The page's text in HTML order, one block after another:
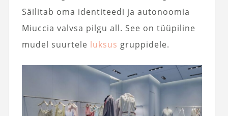
Säilitab oma identiteedi ja autonoomia
Miuccia valvsa pilgu all. See on tüüpiline
mudel suurtele luksus gruppidele.